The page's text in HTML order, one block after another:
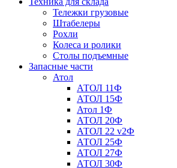
Тележки грузовые
Штабелеры
Рохли
Колеса и ролики
Столы подъемные
Запасные части
Атол
АТОЛ 11Ф
АТОЛ 15Ф
Атол 1Ф
АТОЛ 20Ф
АТОЛ 22 v2Ф
АТОЛ 25Ф
АТОЛ 27Ф
АТОЛ 30Ф